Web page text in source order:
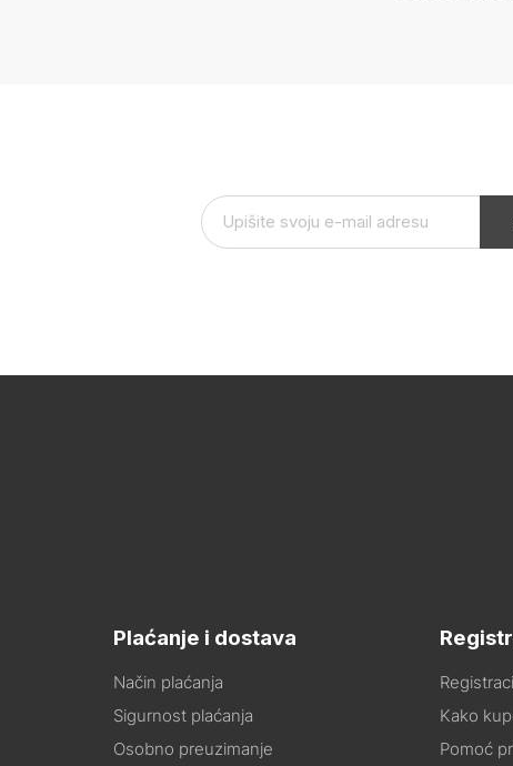
Plaćanje i dostava
Način plaćanja
Sigurnost plaćanja
Osobno preuzimanje
Kako
Pomoć